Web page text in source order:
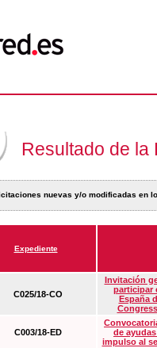
Resultado de la
nuevas y/o modificadas en
Expediente
C025/18-CO
Invitación
participar
España
C003/18-ED
de
impulso al